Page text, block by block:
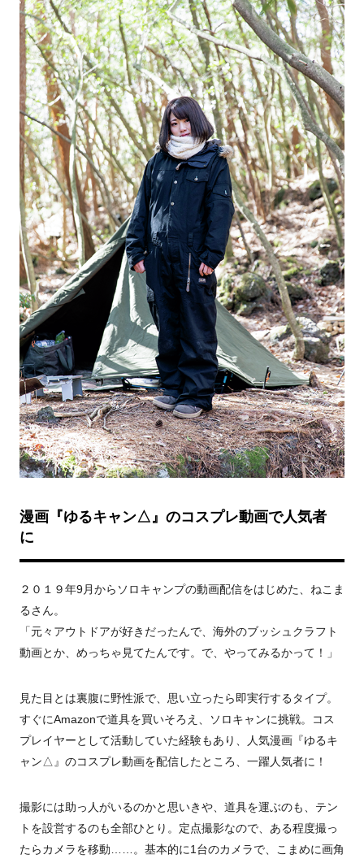
漫画『ゆるキャン△』のコスプレ動画で人気者
に
２０１９年9月からソロキャンプの動画配信をはじめた、ねこま
るさん。
「元々アウトドアが好きだったんで、海外のブッシュクラフト
動画とか、めっちゃ見てたんです。で、やってみるかって！」
見た目とは裏腹に野性派で、思い立ったら即実行するタイプ。
すぐにAmazonで道具を買いそろえ、ソロキャンに挑戦。コス
プレイヤーとして活動していた経験もあり、人気漫画『ゆるキ
ャン△』のコスプレ動画を配信したところ、一躍人気者に！
撮影には助っ人がいるのかと思いきや、道具を運ぶのも、テン
トを設営するのも全部ひとり。定点撮影なので、ある程度撮っ
たらカメラを移動……。基本的に1台のカメラで、こまめに画角